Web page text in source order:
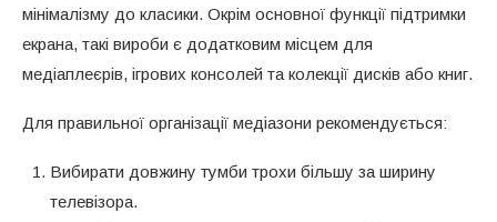
мінімалізму до класики. Окрім основної функції підтримки
екрана, такі вироби є додатковим місцем для
медіаплеєрів, ігрових консолей та колекції дисків або книг.
Для правильної організації медіазони рекомендується:
Вибирати довжину тумби трохи більшу за ширину
телевізора.